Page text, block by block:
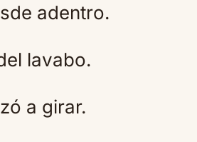
adentro.
lavabo.
a girar.